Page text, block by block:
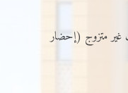
متزوج (إحضار